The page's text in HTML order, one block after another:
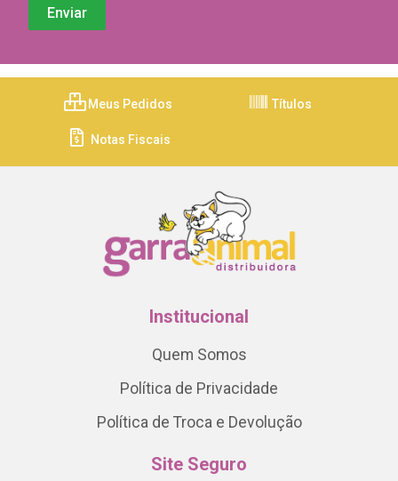
Meus Pedidos Títulos
Notas Fiscais
Institucional
Quem Somos
Política de Privacidade
Política de Troca e Devolução
Site Seguro